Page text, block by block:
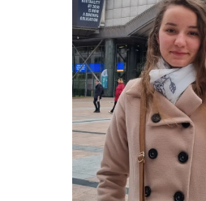
INDUSTRII
LIMBI
BLOG
CONTACT
COMANDĂ